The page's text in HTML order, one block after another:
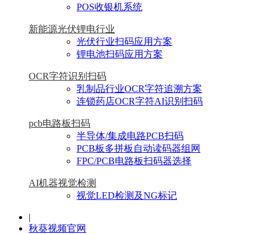
POS收银机系统
新能源光伏锂电行业
光伏行业扫码应用方案
锂电池扫码应用方案
OCR字符识别扫码
乳制品行业OCR字符追溯方案
连锁药店OCR字符AI识别扫码
pcb电路板扫码
半导体/集成电路PCB扫码
PCB板多拼板自动读码器组网
FPC/PCB电路板扫码器选择
AI机器视觉检测
视觉LED检测及NG标记
|
秋葵视频官网